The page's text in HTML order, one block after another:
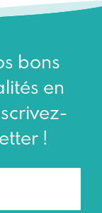
bons
en
!